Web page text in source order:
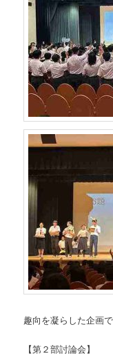
趣向を凝らした企画
【第２部討論会】